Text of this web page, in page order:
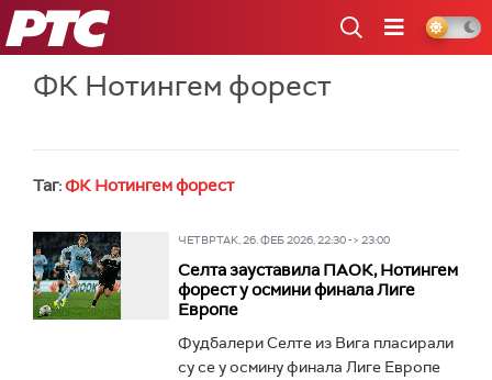
РТС
ФК Нотингем форест
Таг:ФК Нотингем форест
ЧЕТВРТАК, 26. ФЕБ 2026, 22:30 -> 23:00
Селта зауставила ПАОК, Нотингем
форест у осмини финала Лиге
Европе
Фудбалери Селте из Вига пласирали
су се у осмину финала Лиге Европе